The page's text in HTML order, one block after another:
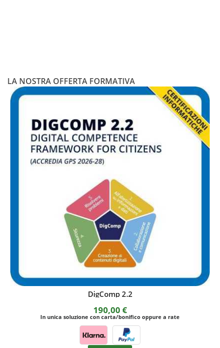
LA NOSTRA OFFERTA FORMATIVA
Test on-line Ditals II in autoapprendimento
49,00 €
In unica soluzione con carta/bonifico oppure a rate